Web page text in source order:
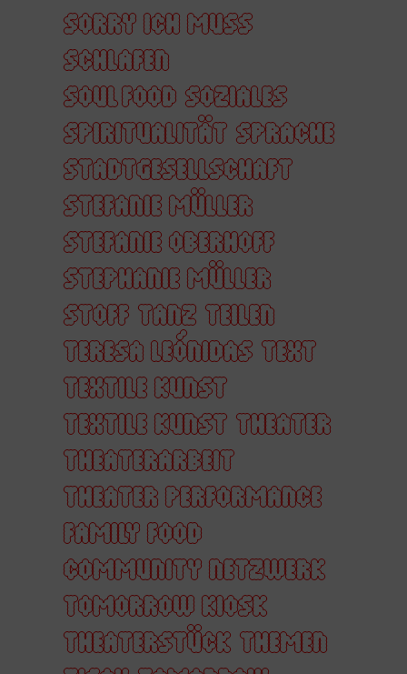
SORRY ICH MUSS
SCHLAFEN
SOUL FOOD SOZIALES
SPIRITUALITÄT SPRACHE
STADTGESELLSCHAFT
STEFANIE MÜLLER
STEFANIE OBERHOFF
STEPHANIE MÜLLER
STOFF TANZ TEILEN
TERESA LEÓNIDAS TEXT
TEXTILE KUNST
TEXTILE KUNST THEATER
THEATERARBEIT
THEATER PERFORMANCE
FAMILY FOOD
COMMUNITY NETZWERK
TOMORROW KIOSK
THEATERSTÜCK THEMEN